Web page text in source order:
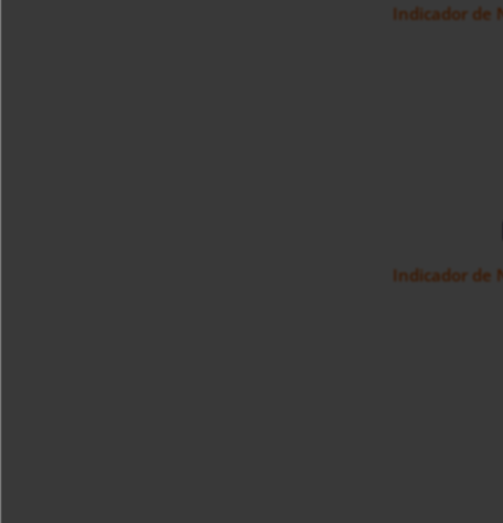
Indicador de
Indicador de